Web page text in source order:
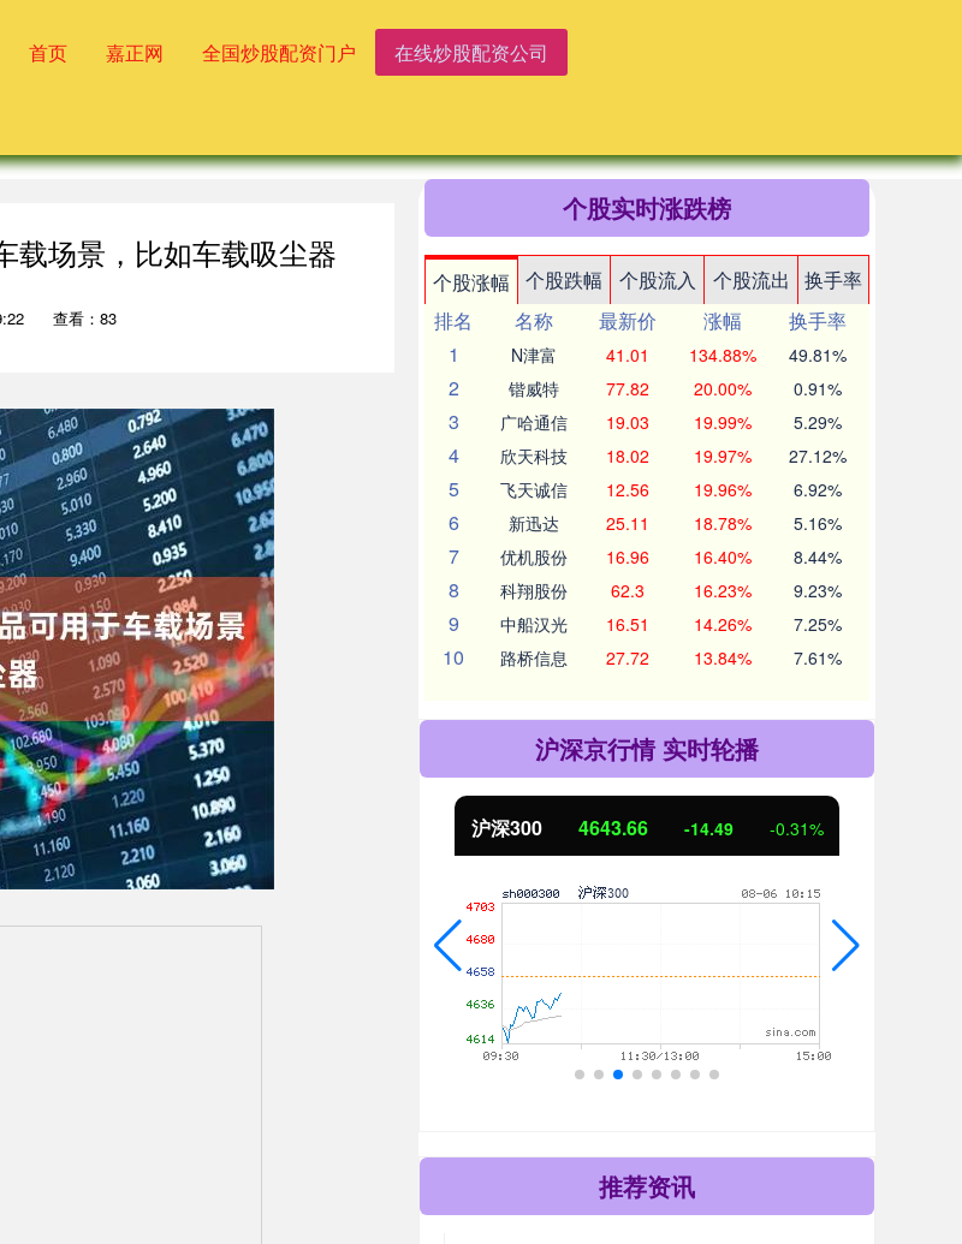
首页 嘉正网 全国炒股配资门户 在线炒股配资公司
载场景，比如车载吸尘器
查看：83
个股实时涨跌榜
个股涨幅 个股跌幅 个股流入 个股流出
换手率
排名
名称 最新价 涨幅
换手率
1
N津富 41.01 134.88% 49.81%
2 锴威特 77.82 20.00% 0.91%
3 广哈通信 19.03 19.99% 5.29%
4 欣天科技 18.02 19.97% 27.12%
5 飞天诚信 12.56 19.96% 6.92%
6 新迅达 25.11 18.78% 5.16%
7 优机股份 16.96 16.40% 8.44%
8 科翔股份 62.3 16.23% 9.23%
9 中船汉光 16.51 14.26% 7.25%
10 路桥信息 27.72 13.84% 7.61%
沪深京行情 实时轮播
沪深300 4643.66 -14.49 北证50 1123.34 3.88 0.35%
推荐资讯